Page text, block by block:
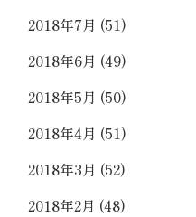
2018年7月 (51)
2018年6月 (49)
2018年5月 (50)
2018年4月 (51)
2018年3月 (52)
2018年2月 (48)